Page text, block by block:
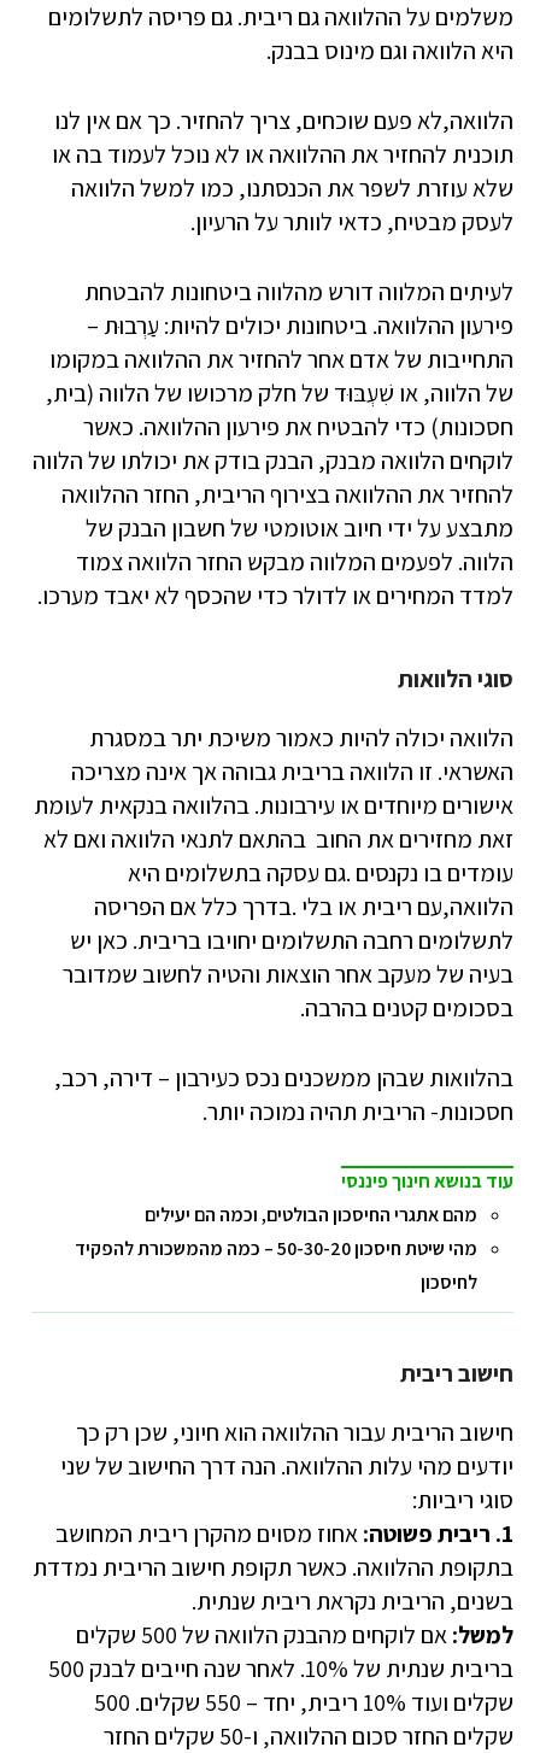
משלמים על ההלוואה גם ריבית. גם פריסה לתשלומים
היא הלוואה וגם מינוס בבנק.
הלוואה,לא פעם שוכחים, צריך להחזיר. כך אם אין לנו
תוכנית להחזיר את ההלוואה או לא נוכל לעמוד בה או
שלא עוזרת לשפר את הכנסתנו, כמו למשל הלוואה
לעסק מבטיח, כדאי לוותר על הרעיון.
לעיתים המלווה דורש מהלווה ביטחונות להבטחת
פירעון ההלוואה. ביטחונות יכולים להיות: עַרְבוּת –
התחייבות של אדם אחר להחזיר את ההלוואה במקומו
של הלווה, או שִׁעְבּוּד של חלק מרכושו של הלווה (בית,
חסכונות) כדי להבטיח את פירעון ההלוואה. כאשר
לוקחים הלוואה מבנק, הבנק בודק את יכולתו של הלווה
להחזיר את ההלוואה בצירוף הריבית, החזר ההלוואה
מתבצע על ידי חיוב אוטומטי של חשבון הבנק של
הלווה. לפעמים המלווה מבקש החזר הלוואה צמוד
למדד המחירים או לדולר כדי שהכסף לא יאבד מערכו.
סוגי הלוואות
הלוואה יכולה להיות כאמור משיכת יתר במסגרת
האשראי. זו הלוואה בריבית גבוהה אך אינה מצריכה
אישורים מיוחדים או עירבונות. בהלוואה בנקאית לעומת
זאת מחזירים את החוב בהתאם לתנאי הלוואה ואם לא
עומדים בו נקנסים .גם עסקה בתשלומים היא
הלוואה,עם ריבית או בלי .בדרך כלל אם הפריסה
לתשלומים רחבה התשלומים יחויבו בריבית. כאן יש
בעיה של מעקב אחר הוצאות והטיה לחשוב שמדובר
בסכומים קטנים בהרבה.
בהלוואות שבהן ממשכנים נכס כעירבון – דירה, רכב,
חסכונות- הריבית תהיה נמוכה יותר.
עוד בנושא חינוך פיננסי
מהם אתגרי החיסכון הבולטים, וכמה הם יעילים
מהי שיטת חיסכון 50-30-20 – כמה מהמשכורת להפקיד
לחיסכון
חישוב ריבית
חישוב הריבית עבור ההלוואה הוא חיוני, שכן רק כך
יודעים מהי עלות ההלוואה. הנה דרך החישוב של שני
סוגי ריביות:
1. ריבית פשוטה:
אחוז מסוים מהקרן ריבית המחושב
בתקופת ההלוואה. כאשר תקופת חישוב הריבית נמדדת
בשנים, הריבית נקראת ריבית שנתית.
למשל:
אם לוקחים מהבנק הלוואה של 500 שקלים
בריבית שנתית של 10%. לאחר שנה חייבים לבנק 500
שקלים ועוד 10% ריבית, יחד – 550 שקלים. 500
שקלים החזר סכום ההלוואה, ו-50 שקלים החזר